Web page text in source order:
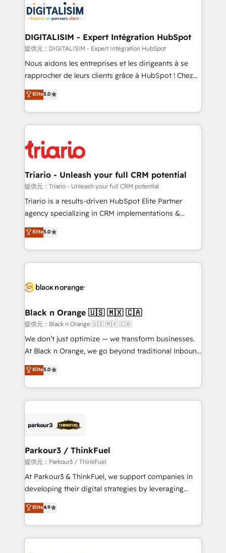
business up for long-term success. Unlock your
business. If not now, when?
for driving growth. They are committed to helping
our customers grow and finding solutions that fit
their unique business needs. We are thrilled to have
Blue Frog in the HubSpot ecosystem leading the
way for customers!" - Yamini Rangan, CEO of
HubSpot “Our experience with the team at Blue Frog
of experience and quality of skilled staff has earned
them a trusted reputation within the HubSpot
clients.” - Brian Garvey, VP, Solutions Partner
Program, HubSpot.
DIGITALISIM - Expert Intégration HubSpot
提供元：DIGITALISIM - Expert Intégration HubSpot
Nous aidons les entreprises et les dirigeants à se
rapprocher de leurs clients grâce à HubSpot ! Chez
DIGITALISIM, nous avons l'intime conviction que la
réussite des entreprises passe par l’innovation web,
le marketing digital, et la relation client ! C'est
pourquoi, nos experts sont à la fois capables de
référencement, votre stratégie digitale et le pilotage
et l'intégration d'HubSpot ! Les grandes phases d'un
projet HubSpot avec DIGITALISIM : 🧽 Nettoyage,
migration et intégration des bases de données. 🚀
Développement des interfaces avec vos logiciels
Book Process & Guidelines utilisateurs 🎓
Formations des utilisateurs
Elite5.0
Triario - Unleash your full CRM potential
提供元：Triario - Unleash your full CRM potential
Triario is a results-driven HubSpot Elite Partner
agency specializing in CRM implementations &
migrations, Revenue Operations, Custom
Integrations, Custom AI agents and AI-ready Website
Design With over 15 years of experience, we help
companies bridge the gap between marketing, sales,
data hygiene, and tailored HubSpot solutions. Our
a global consultancy with the care and agility of a
boutique firm. At Triario, we’re big enough to deliver
but small enough to listen. Our Services: HubSpot
implementations & data migration Custom AI agents
Website design Let’s turn your CRM into your growth
engine!
Elite5.0
Black n Orange 🇺🇸 🇲🇽 🇨🇦
提供元：Black n Orange 🇺🇸 🇲🇽 🇨🇦
We don’t just optimize — we transform businesses.
At Black n Orange, we go beyond traditional Inbound
Marketing with our exclusive methodologies:
BOOMS and BOOST. Together, they form a powerful
combination that has driven success for over 800
businesses worldwide. As Elite HubSpot Partners, we
strategies that integrate data-driven marketing,
companies scale faster and smarter. 🔹 BOOMS:
Demand generation for all your buyers With BOOMS,
you invest in 100% of your buyers, accelerating your
growth and positioning yourself as an undisputed
transformation process A methodology designed to
implement HubSpot effectively and optimize your
Elite5.0
Parkour3 / ThinkFuel
提供元：Parkour3 / ThinkFuel
At Parkour3 & ThinkFuel, we support companies in
developing their digital strategies by leveraging
technologies and automating their marketing and
sales processes to generate growth. Our offer spans
from Strategy to Operations. We specialize in CRM
onboarding and implementation, web design, sales
Elite4.9